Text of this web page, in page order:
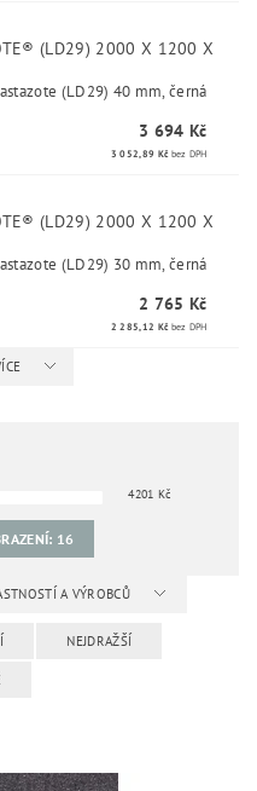
(LD29) 2000 X 1200 X
(LD29) 40 mm, černá
3 694 Kč
3 052,89 Kč bez DPH
(LD29) 2000 X 1200 X
(LD29) 30 mm, černá
2 765 Kč
2 285,12 Kč bez DPH
4201 Kč
16
A VÝROBCŮ
NEJDRAŽŠÍ